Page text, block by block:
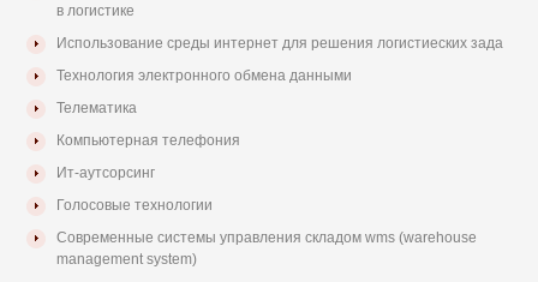
в логистике
Использование среды интернет для решения логистиеских зада
Технология электронного обмена данными
Телематика
Компьютерная телефония
Ит-аутсорсинг
Голосовые технологии
Современные системы управления складом wms (warehouse
management system)